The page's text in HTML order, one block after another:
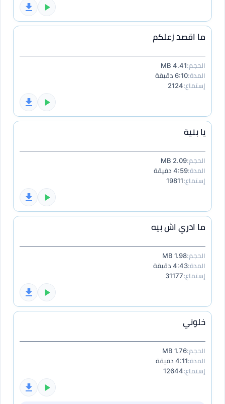
ما اقصد زعلكم
الحجم:4.41 MB
المدة:6:10 دقيقة
إستماع:2124
يا بنية
الحجم:2.09 MB
المدة:4:59 دقيقة
إستماع:19811
ما ادري اش بيه
الحجم:1.98 MB
المدة:4:43 دقيقة
إستماع:31177
خلوني
الحجم:1.76 MB
المدة:4:11 دقيقة
إستماع:12644